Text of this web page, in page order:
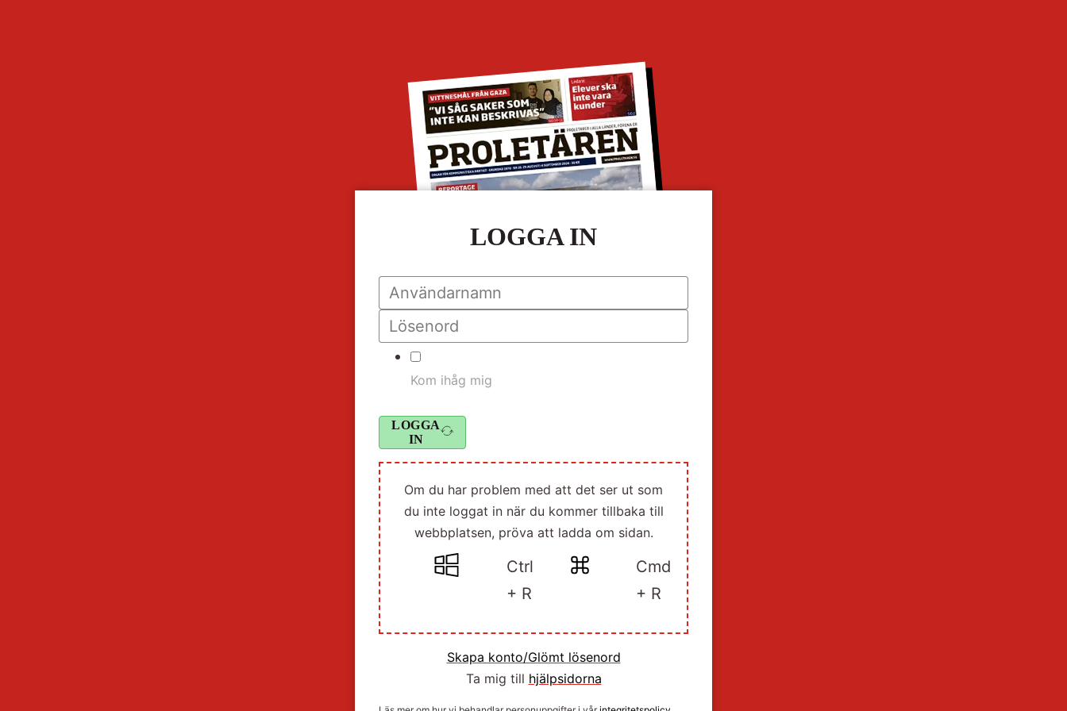
LOGGA IN
Kom ihåg mig
LOGGA
IN
Om du har problem med att det ser ut som
du inte loggat in när du kommer tillbaka till
webbplatsen, pröva att ladda om sidan.
Ctrl
+ R
Cmd
+ R
Skapa konto/Glömt lösenord
Ta mig till hjälpsidorna